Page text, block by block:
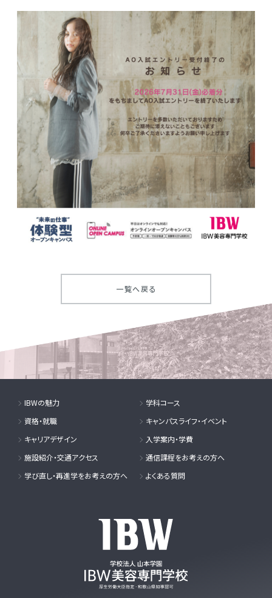
一覧へ戻る
IBWの魅力
学科コース
資格・就職
キャンパスライフ・イベント
キャリアデザイン
入学案内・学費
施設紹介・交通アクセス
通信課程をお考えの方へ
学び直し・再進学をお考えの方へ
よくある質問